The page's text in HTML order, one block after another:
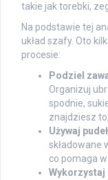
takie jak torebki,
Na podstawie tej
układ szafy. Oto
procesie:
Podziel
Organizuj
spodnie,
znajdziesz
Używaj
składowane
co pomaga
Wykorzystaj